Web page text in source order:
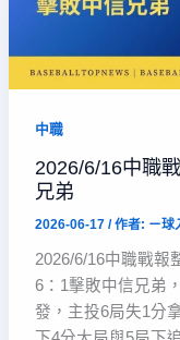
中職
2026/6/16中職
兄弟
2026-06-17 / 作者: ㄧ球
2026/6/16中職戰報
6：1擊敗中信兄弟
發，主投6局失1分